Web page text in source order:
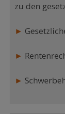
zu den
►
►
►